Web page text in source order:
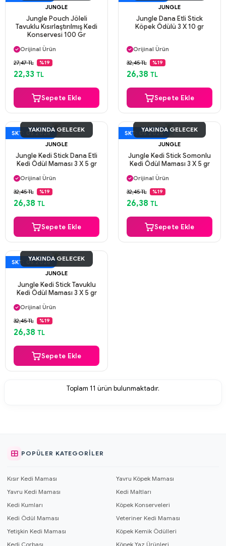
JUNGLE
Jungle Pouch Jöleli
Tavuklu Kısırlaştırılmış Kedi
Konservesi 100 Gr
Aynı Gün Kargo
Orijinal Ürün
Güvenli Ödeme
Aynı Gün Kargo
27,47 TL %19
22,33 TL
Sepete Ekle
JUNGLE
Jungle Dana Etli Stick
Köpek Ödülü 3 X 10 gr
Orijinal Ürün
Güvenli Ödeme
Aynı Gün Kargo
32,45 TL %19
26,38 TL
Sepete Ekle
SKT: 05.2026
YAKINDA GELECEK
JUNGLE
Jungle Kedi Stick Dana Etli
Kedi Ödül Maması 3 X 5 gr
Aynı Gün Kargo
Orijinal Ürün
Güvenli Ödeme
Aynı Gün Kargo
32,45 TL %19
26,38 TL
Sepete Ekle
SKT: 05.2026
YAKINDA GELECEK
JUNGLE
Jungle Kedi Stick Somonlu
Kedi Ödül Maması 3 X 5 gr
Aynı Gün Kargo
Orijinal Ürün
Güvenli Ödeme
Aynı Gün Kargo
32,45 TL %19
26,38 TL
Sepete Ekle
SKT: 05.2026
YAKINDA GELECEK
JUNGLE
Jungle Kedi Stick Tavuklu
Kedi Ödül Maması 3 X 5 gr
Aynı Gün Kargo
Orijinal Ürün
Güvenli Ödeme
Aynı Gün Kargo
32,45 TL %19
26,38 TL
Sepete Ekle
Toplam 11 ürün bulunmaktadır.
POPÜLER KATEGORILER
Kısır Kedi Maması
Yavru Köpek Maması
Yavru Kedi Maması
Kedi Maltları
Kedi Kumları
Köpek Konserveleri
Kedi Ödül Maması
Veteriner Kedi Maması
Yetişkin Kedi Maması
Köpek Kemik Ödülleri
Kedi Çorbası
Köpek Yaz Ürünleri